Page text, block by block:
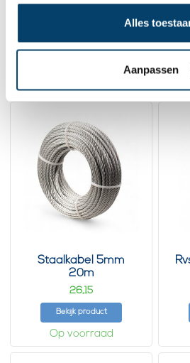
Alles
Aanpassen
Gerelateerde producten
Staalkabel 5mm
20m
26,15
Bekijk product
Op voorraad